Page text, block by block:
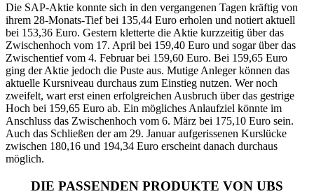
Die SAP-Aktie konnte sich in den vergangenen Tagen kräftig von
ihrem 28-Monats-Tief bei 135,44 Euro erholen und notiert aktuell
bei 153,36 Euro. Gestern kletterte die Aktie kurzzeitig über das
Zwischenhoch vom 17. April bei 159,40 Euro und sogar über das
Zwischentief vom 4. Februar bei 159,60 Euro. Bei 159,65 Euro
ging der Aktie jedoch die Puste aus. Mutige Anleger können das
aktuelle Kursniveau durchaus zum Einstieg nutzen. Wer noch
zweifelt, wart erst einen erfolgreichen Ausbruch über das gestrige
Hoch bei 159,65 Euro ab. Ein mögliches Anlaufziel könnte im
Anschluss das Zwischenhoch vom 6. März bei 175,10 Euro sein.
Auch das Schließen der am 29. Januar aufgerissenen Kurslücke
zwischen 180,16 und 194,34 Euro erscheint danach durchaus
möglich.
DIE PASSENDEN PRODUKTE VON UBS